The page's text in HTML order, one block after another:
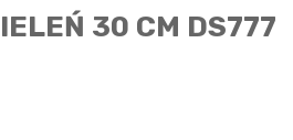
30 CM DS777